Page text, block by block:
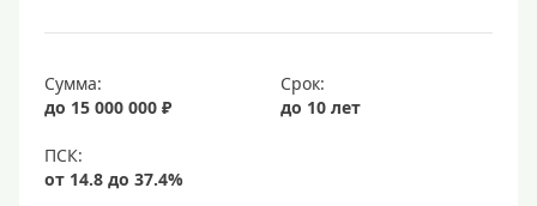
Сумма:
до 15 000 000 ₽
Срок:
до 10 лет